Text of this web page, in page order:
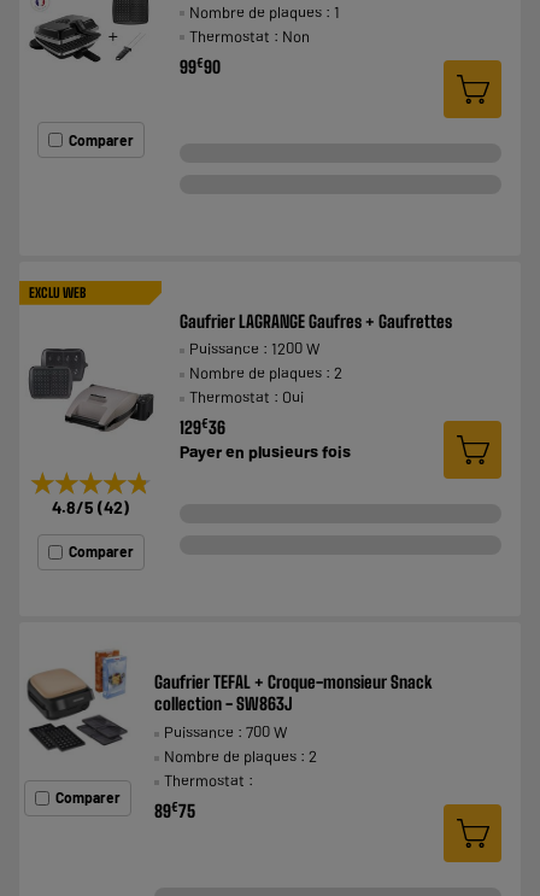
Comparer
Nombre de plaques : 1
Thermostat : Non
99€90
EXCLU WEB
★★★★★
★★★★★
4.8/5 (42)
Comparer
Gaufrier LAGRANGE Gaufres + Gaufrettes
Puissance : 1200 W
Nombre de plaques : 2
Thermostat : Oui
129€36
Payer en plusieurs fois
Comparer
Gaufrier TEFAL + Croque-monsieur Snack
collection - SW863J
Puissance : 700 W
Nombre de plaques : 2
Thermostat :
89€75